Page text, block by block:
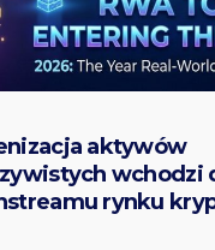
aktywów
wchodzi
rynku